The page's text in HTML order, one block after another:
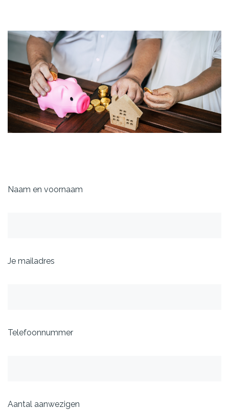
Naam en voornaam
Je mailadres
Telefoonnummer
Aantal aanwezigen